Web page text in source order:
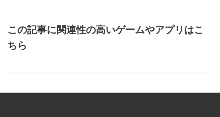
この記事に関連性の高いゲームやアプリはこ
ちら